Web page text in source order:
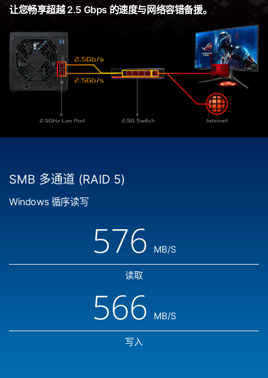
让您畅享超越 2.5 Gbps 的速度与网络容错备援。
SMB 多通道 (RAID 5)
Windows 循序读写
576 MB/S
读取
566 MB/S
写入